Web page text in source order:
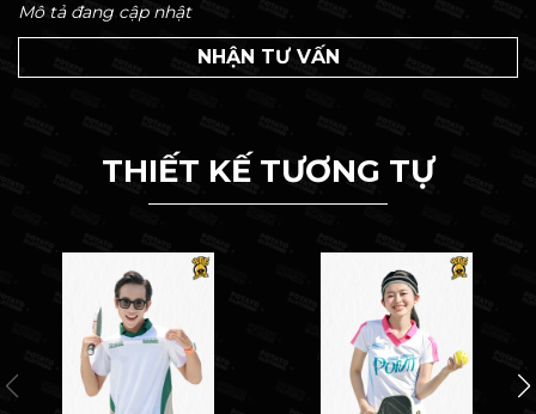
Mô tả đang cập nhật
NHẬN TƯ VẤN
THIẾT KẾ TƯƠNG TỰ